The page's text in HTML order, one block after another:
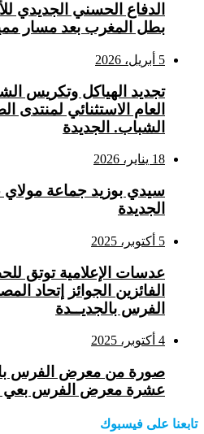
الدفاع الحسني الجديدي
بطل المغرب بعد مسار
5 أبريل، 2026
تجديد الهياكل وتكريس
العام الاستثنائي لمنتدى
الشباب. الجديدة
18 يناير، 2026
سيدي بوزيد جماعة مولاي
الجديدة
5 أكتوبر، 2025
عدسات الإعلامية توتق
الفائزين الجوائز إتحاد
الفرس بالجديــدة
4 أكتوبر، 2025
صورة من معرض الفرس
عشرة معرض الفرس بعي ن
تابعنا على فيسبوك